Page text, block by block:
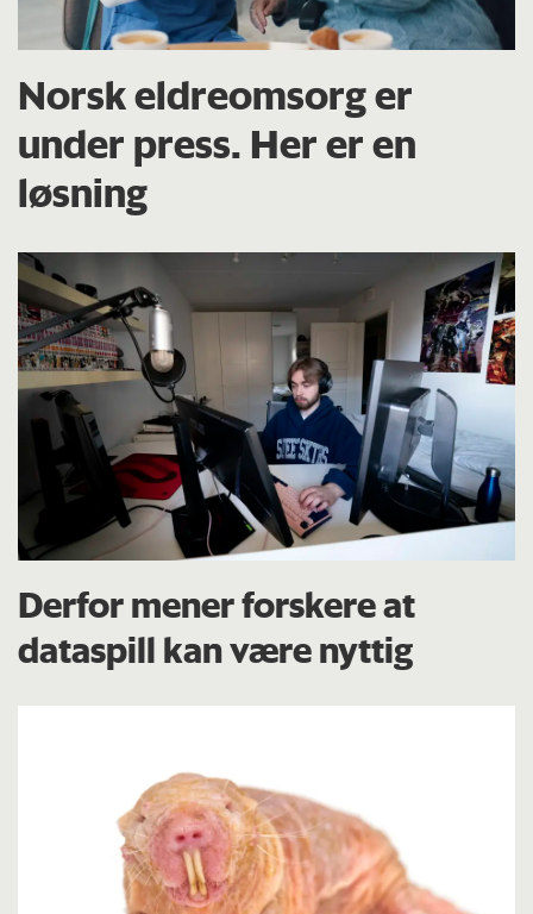
Norsk eldreomsorg er
under press. Her er en
løsning
Derfor mener forskere at
dataspill kan være nyttig